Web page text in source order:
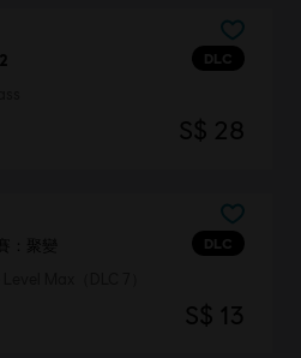
DLC
S$ 28
DLC
：聚變
S$ 13